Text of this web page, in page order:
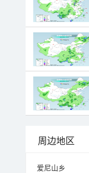
周边地区
爱尼山乡